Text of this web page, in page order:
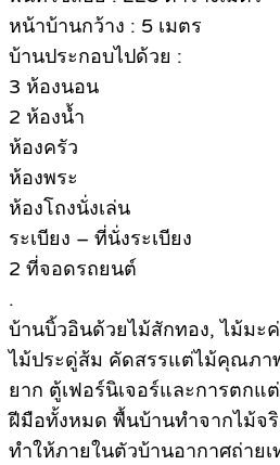
หน้าบ้านกว้าง : 5 เมตร
บ้านประกอบไปด้วย :
3 ห้องนอน
2 ห้องน้ำ
ห้องครัว
ห้องพระ
ห้องโถงนั่งเล่น
ระเบียง – ที่นั่งระเบียง
2 ที่จอดรถยนต์
.
บ้านบิ้วอินด้วยไม้สักทอง, ไม้มะ
ไม้ประดู่ส้ม คัดสรรแต่ไม้คุณภ
ยาก ตู้เฟอร์นิเจอร์และการตกแ
ฝีมือทั้งหมด พื้นบ้านทำจากไม้จ
ทำให้ภายในตัวบ้านอากาศถ่ายเ